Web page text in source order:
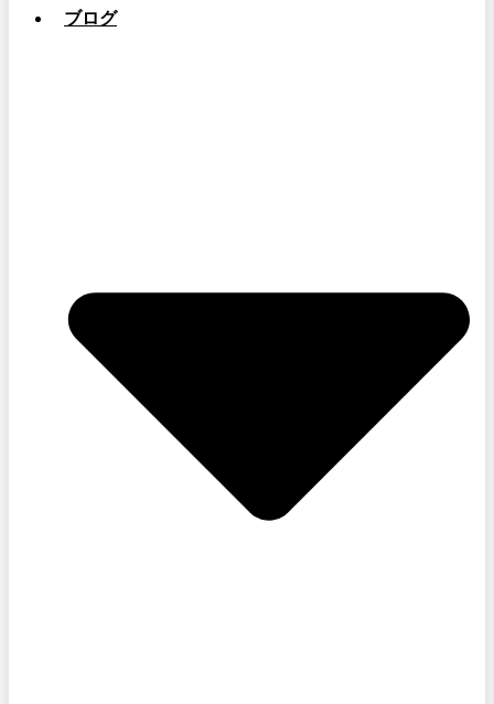
ブログ